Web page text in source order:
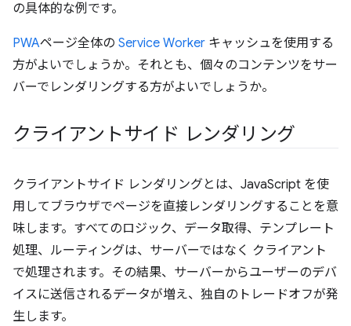
の具体的な例です。
PWAページ全体の Service Worker キャッシュを使用する
方がよいでしょうか。それとも、個々のコンテンツをサー
バーでレンダリングする方がよいでしょうか。
クライアントサイド レンダリング
クライアントサイド レンダリングとは、JavaScript を使
用してブラウザでページを直接レンダリングすることを意
味します。すべてのロジック、データ取得、テンプレート
処理、ルーティングは、サーバーではなく クライアント
で処理されます。その結果、サーバーからユーザーのデバ
イスに送信されるデータが増え、独自のトレードオフが発
生します。